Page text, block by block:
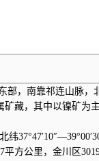
，南靠祁连山脉，
藏，其中以镍矿为
纬
平方公里，金川区